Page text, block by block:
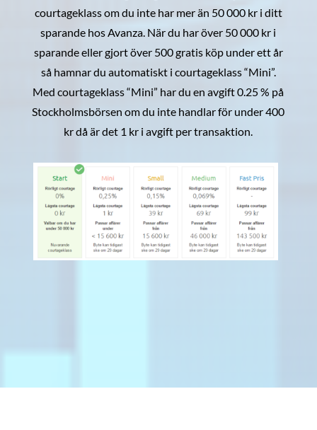
courtageklass om du inte har mer än 50 000 kr i ditt
sparande hos Avanza. När du har över 50 000 kr i
sparande eller gjort över 500 gratis köp under ett år
så hamnar du automatiskt i courtageklass “Mini”.
Med courtageklass “Mini” har du en avgift 0.25 % på
Stockholmsbörsen om du inte handlar för under 400
kr då är det 1 kr i avgift per transaktion.